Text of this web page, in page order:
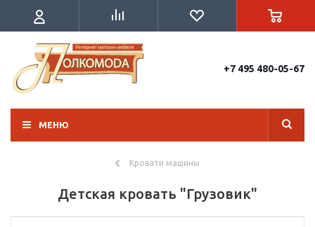
+7 495 480-05-67
МЕНЮ
Кровати машины
Детская кровать "Грузовик"